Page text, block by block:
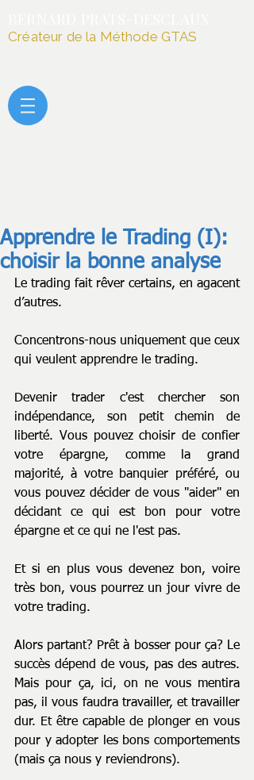
Créateur de la Méthode GTAS
Apprendre le Trading (I):
choisir la bonne analyse
Le trading fait rêver certains, en agacent
d’autres.
Concentrons-nous uniquement que ceux
qui veulent apprendre le trading.
Devenir trader c'est chercher son
indépendance, son petit chemin de
liberté. Vous pouvez choisir de confier
votre épargne, comme la grand
majorité, à votre banquier préféré, ou
vous pouvez décider de vous "aider" en
décidant ce qui est bon pour votre
épargne et ce qui ne l'est pas.
Et si en plus vous devenez bon, voire
très bon, vous pourrez un jour vivre de
votre trading.
Alors partant? Prêt à bosser pour ça? Le
succès dépend de vous, pas des autres.
Mais pour ça, ici, on ne vous mentira
pas, il vous faudra travailler, et travailler
dur. Et être capable de plonger en vous
pour y adopter les bons comportements
(mais ça nous y reviendrons).